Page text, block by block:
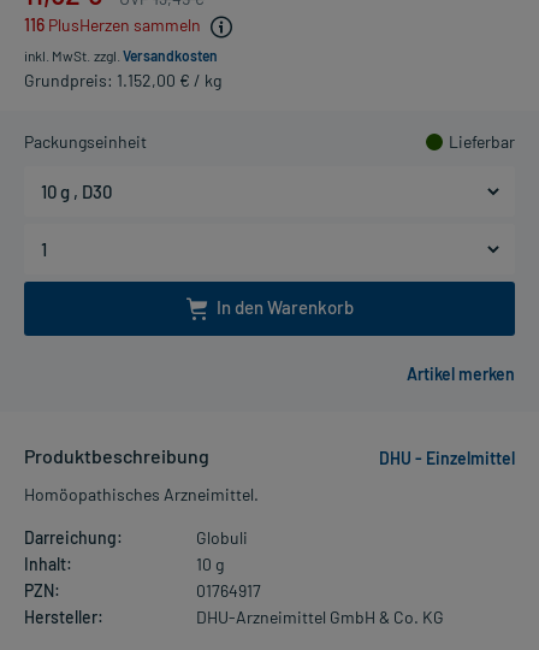
116 PlusHerzen sammeln
inkl. MwSt. zzgl. Versandkosten
Grundpreis: 1.152,00 € / kg
Packungseinheit Lieferbar
In den Warenkorb
Produktbeschreibung
DHU - Einzelmittel
Homöopathisches Arzneimittel.
Darreichung:
Globuli
Inhalt:
10 g
PZN:
01764917
Hersteller:
DHU-Arzneimittel GmbH & Co. KG